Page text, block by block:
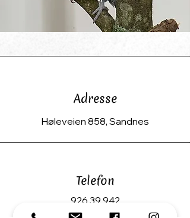
Adresse
Høleveien 858, Sandnes
Telefon
926 39 942